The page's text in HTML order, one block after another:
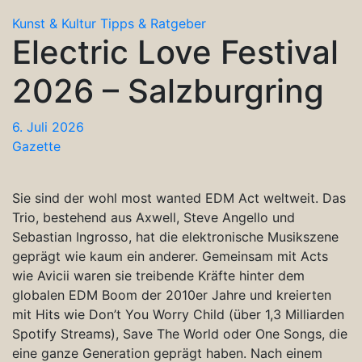
Kunst & Kultur Tipps & Ratgeber
Electric Love Festival
2026 – Salzburgring
6. Juli 2026
Gazette
Sie sind der wohl most wanted EDM Act weltweit. Das
Trio, bestehend aus Axwell, Steve Angello und
Sebastian Ingrosso, hat die elektronische Musikszene
geprägt wie kaum ein anderer. Gemeinsam mit Acts
wie Avicii waren sie treibende Kräfte hinter dem
globalen EDM Boom der 2010er Jahre und kreierten
mit Hits wie Don’t You Worry Child (über 1,3 Milliarden
Spotify Streams), Save The World oder One Songs, die
eine ganze Generation geprägt haben. Nach einem